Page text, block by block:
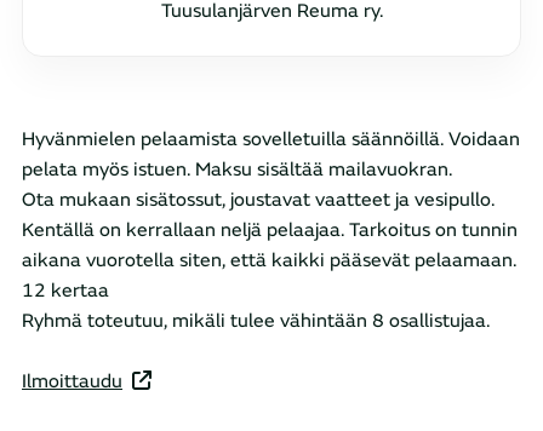
Tuusulanjärven Reuma ry.
Hyvänmielen pelaamista sovelletuilla säännöillä. Voidaan
pelata myös istuen. Maksu sisältää mailavuokran.
Ota mukaan sisätossut, joustavat vaatteet ja vesipullo.
Kentällä on kerrallaan neljä pelaajaa. Tarkoitus on tunnin
aikana vuorotella siten, että kaikki pääsevät pelaamaan.
12 kertaa
Ryhmä toteutuu, mikäli tulee vähintään 8 osallistujaa.
Ilmoittaudu